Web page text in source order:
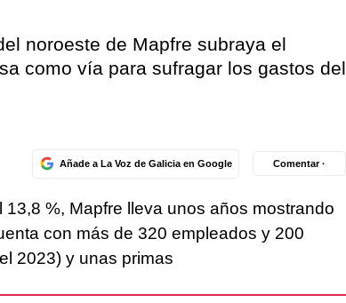
noroeste de Mapfre subraya el
como vía para sufragar los gastos del
Añade a La Voz de Galicia en Google Comentar ·
%, Mapfre lleva unos años mostrando
con más de 320 empleados y 200
2023) y unas primas